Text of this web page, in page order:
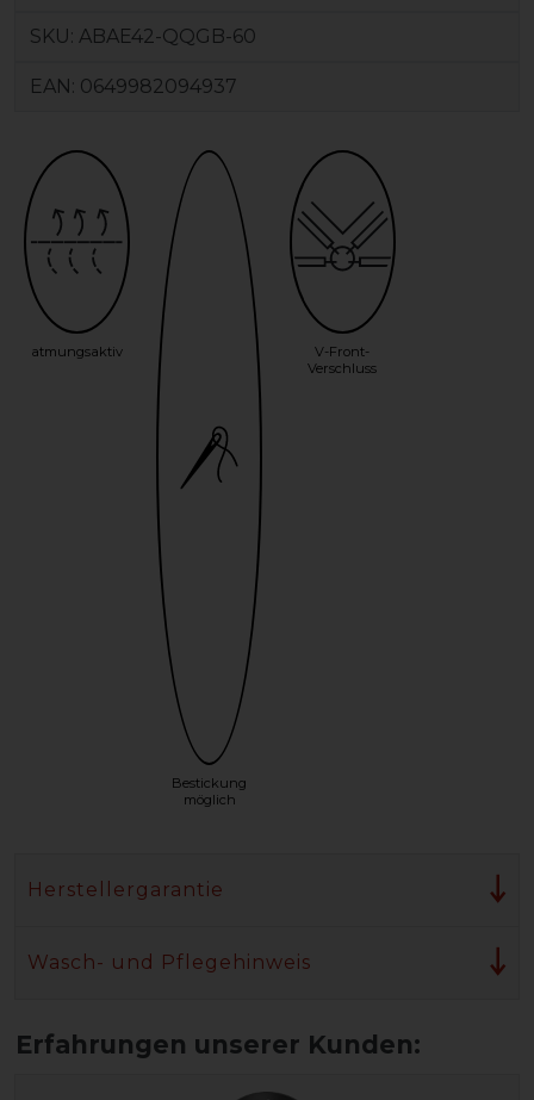
SKU: ABAE42-QQGB-60
EAN: 0649982094937
atmungsaktiv
Bestickung
möglich
V-Front-
Verschluss
Herstellergarantie
Wasch- und Pflegehinweis